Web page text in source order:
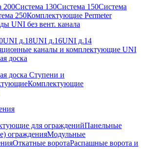
200Система 130Система 150Система
250Комплектующие Permeter
UNI без вент. канала
UNI д.18UNI д.16UNI д.14
каналы и комплектующие UNI
доска
доска Ступени и
Комплектующие
для огражденийПанельные
огражденияМодульные
Откатные воротаРаспашные ворота и